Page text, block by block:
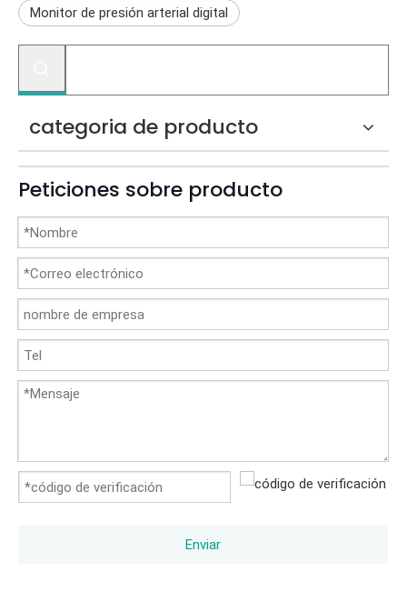
Monitor de presión arterial digital
categoria de producto
Peticiones sobre producto
Enviar